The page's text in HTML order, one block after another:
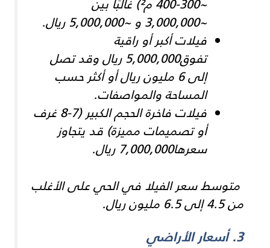
~300-400 م²) غالبًا بين
~3,000,000 و ~5,000,000 ريال.
فيلات أكبر أو راقية
تفوق5,000,000 ريال وقد تصل
إلى 6 مليون ريال أو أكثر حسب
المساحة والمواصفات.
فيلات فاخرة الحجم الكبير (7-8 غرف
أو تصميمات مميزة) قد يتجاوز
سعرها7,000,000 ريال.
متوسط سعر الفيلا في الحي على الأغلب
من 4.5 إلى 6.5 مليون ريال.
3. أسعار الأراضي